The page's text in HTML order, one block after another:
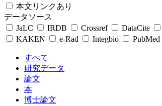
本文リンクあり
データソース
JaLC
IRDB Crossref DataCite
KAKEN
e-Rad Integbio PubMed
すべて
研究データ
論文
本
博士論文